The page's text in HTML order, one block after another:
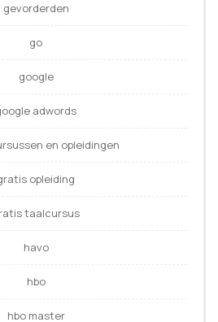
gevorderden
go
google
adwords
en opleidingen
opleiding
taalcursus
havo
hbo
hbo master